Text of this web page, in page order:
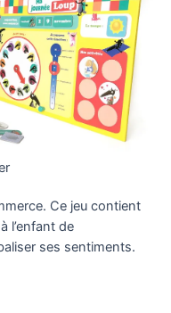
Ce jeu contient
l’enfant de
ses sentiments.